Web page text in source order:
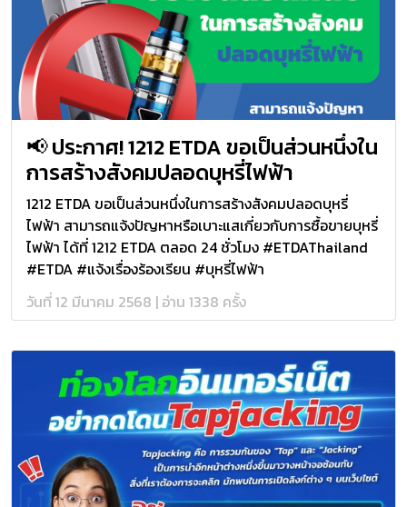
📢 ประกาศ! 1212 ETDA ขอเป็นส่วนหนึ่งใน
การสร้างสังคมปลอดบุหรี่ไฟฟ้า
1212 ETDA ขอเป็นส่วนหนึ่งในการสร้างสังคมปลอดบุหรี่
ไฟฟ้า สามารถแจ้งปัญหาหรือเบาะแสเกี่ยวกับการซื้อขายบุหรี่
ไฟฟ้า ได้ที่ 1212 ETDA ตลอด 24 ชั่วโมง #ETDAThailand
#ETDA #แจ้งเรื่องร้องเรียน #บุหรี่ไฟฟ้า
วันที่ 12 มีนาคม 2568 | อ่าน 1338 ครั้ง